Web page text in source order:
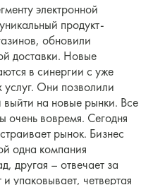
электронной
продукт-
обновили
доставки. Новые
в синергии с уже
Они позволили
на новые рынки. Все
очень вовремя. Сегодня
рынок. Бизнес
одна компания
другая – отвечает за
упаковывает, четвертая